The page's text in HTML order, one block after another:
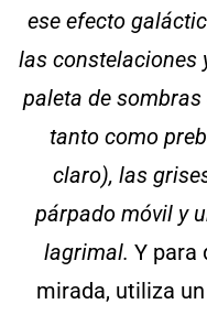
ese efecto
las constelaciones
paleta de
tanto como
claro), las
párpado móvil y
lagrimal. Y para
mirada, utiliza